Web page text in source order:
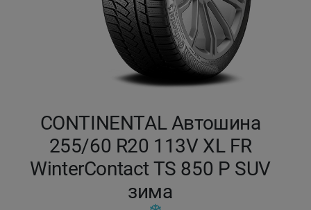
CONTINENTAL Автошина
255/60 R20 113V XL FR
WinterContact TS 850 P SUV
зима
Павлодар
Петропавловск